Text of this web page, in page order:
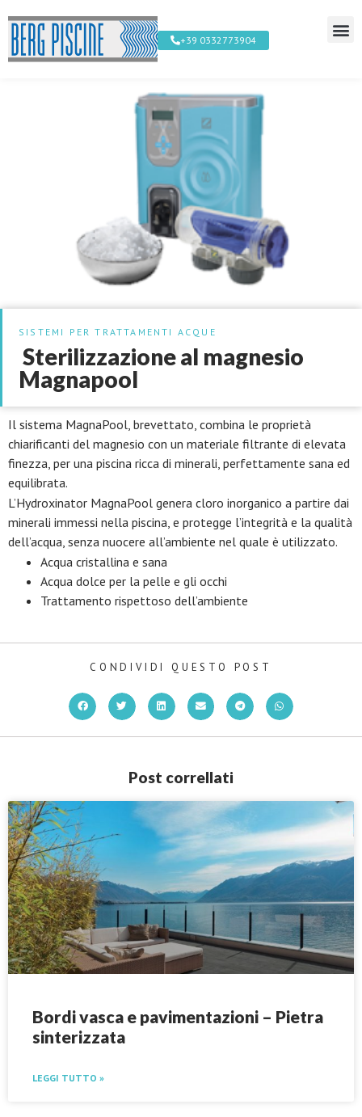
+39 0332773904
SISTEMI PER TRATTAMENTI ACQUE
Sterilizzazione al magnesio
Magnapool
Il sistema MagnaPool, brevettato, combina le proprietà
chiarificanti del magnesio con un materiale filtrante di elevata
finezza, per una piscina ricca di minerali, perfettamente sana ed
equilibrata.
L’Hydroxinator MagnaPool genera cloro inorganico a partire dai
minerali immessi nella piscina, e protegge l’integrità e la qualità
dell’acqua, senza nuocere all’ambiente nel quale è utilizzato.
Acqua cristallina e sana
Acqua dolce per la pelle e gli occhi
Trattamento rispettoso dell’ambiente
CONDIVIDI QUESTO POST
Post correllati
Bordi vasca e pavimentazioni – Pietra
sinterizzata
LEGGI TUTTO »